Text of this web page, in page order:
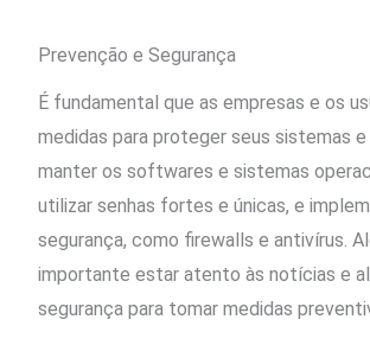
Prevenção e Segurança
É fundamental que as empresas e os
medidas para proteger seus sistemas
manter os softwares e sistemas
utilizar senhas fortes e únicas, e
segurança, como firewalls e antivírus.
importante estar atento às notícias e
segurança para tomar medidas